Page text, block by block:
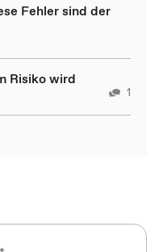
Fehler sind der
Risiko wird
1